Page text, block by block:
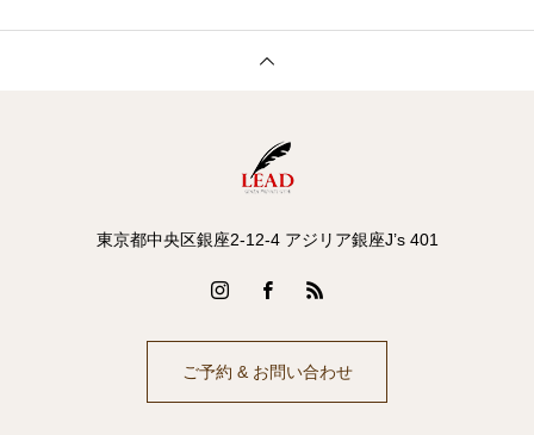
東京都中央区銀座2-12-4 アジリア銀座J’s 401
ご予約 & お問い合わせ